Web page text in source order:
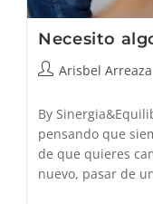
Necesito
Autor
la
entrada:
Arisbel Arreaza
By
pensando que
de que quieres
nuevo, pasar de